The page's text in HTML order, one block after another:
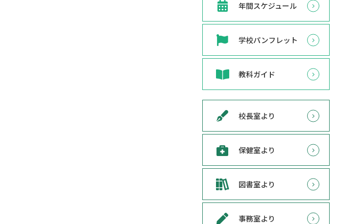
年間スケジュール
学校パンフレット
教科ガイド
校長室より
保健室より
図書室より
事務室より